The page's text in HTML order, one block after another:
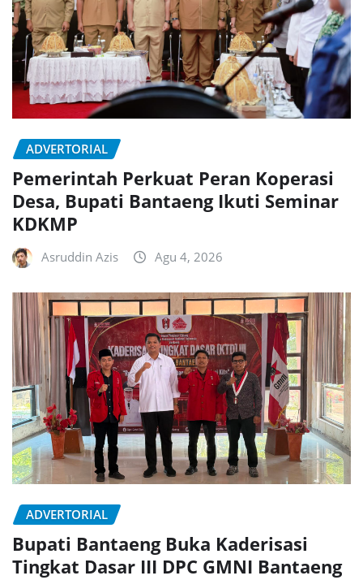
ADVERTORIAL
Pemerintah Perkuat Peran Koperasi
Desa, Bupati Bantaeng Ikuti Seminar
KDKMP
Asruddin Azis Agu 4, 2026
ADVERTORIAL
Bupati Bantaeng Buka Kaderisasi
Tingkat Dasar III DPC GMNI Bantaeng